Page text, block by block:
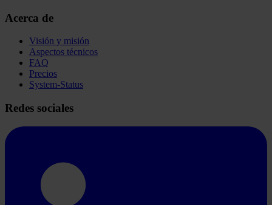
Acerca de
Visión y misión
Aspectos técnicos
FAQ
Precios
System-Status
Redes sociales